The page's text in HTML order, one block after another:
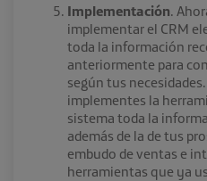
Implementación.
implementar el CRM
toda la información
anteriormente para
según tus
implementes la
sistema toda la
además de la de tus
embudo de ventas e
herramientas que ya